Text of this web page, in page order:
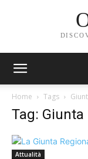
Home Tags
Tag:
Attualità